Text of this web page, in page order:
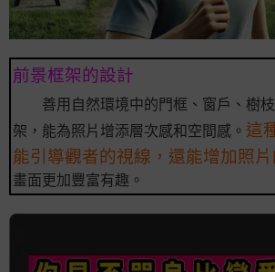
前景框架的設計
善用自然環境中的門框、窗戶、樹
架，能為照片增添層次感和空間感。 這
能引導觀者的視線，還能增加照片
畫面更加豐富有趣。